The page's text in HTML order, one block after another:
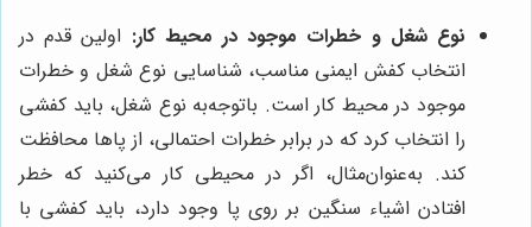
نوع شغل و خطرات موجود در محیط کار: اولین قدم در
انتخاب کفش ایمنی مناسب، شناسایی نوع شغل و خطرات
موجود در محیط کار است. باتوجه‌به نوع شغل، باید کفشی
را انتخاب کرد که در برابر خطرات احتمالی، از پاها محافظت
کند. به‌عنوان‌مثال، اگر در محیطی کار می‌کنید که خطر
افتادن اشیاء سنگین بر روی پا وجود دارد، باید کفشی با